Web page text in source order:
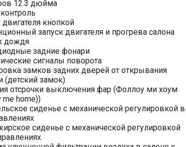
12.3 дюйма
двигателя кнопкой
запуск двигателя и прогрева салона
дождя
задние фонари
сигналы поворота
замков задних дверей от открывания
(детский замок)
отсрочки выключения фар (Фоллоу ми хоум
me home))
сиденье с механической регулировкой в
сиденье с механической регулировкой